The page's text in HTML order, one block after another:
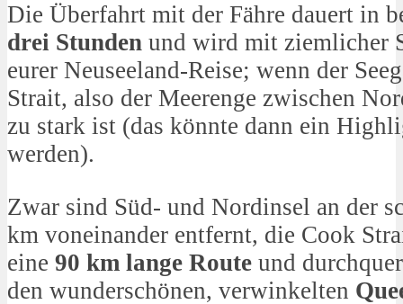
Die Überfahrt mit der Fähre dauert in
drei Stunden und wird mit ziemlicher
eurer Neuseeland-Reise; wenn der
Strait, also der Meerenge zwischen
zu stark ist (das könnte dann ein
werden).
Zwar sind Süd- und Nordinsel an der
km voneinander entfernt, die Cook
eine 90 km lange Route und
den wunderschönen, verwinkelten